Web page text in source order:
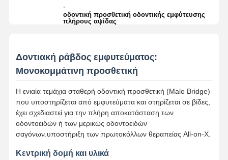
οδοντική προσθετική οδοντικής εμφύτευσης
πλήρους αψίδας
Δοντιακή ράβδος εμφυτεύματος:
Μονοκομμάτινη προσθετική
Η ενιαία τεμάχια σταθερή οδοντική προσθετική (Malo Bridge)
που υποστηρίζεται από εμφυτεύματα και στηρίζεται σε βίδες,
έχει σχεδιαστεί για την πλήρη αποκατάσταση των
οδοντοειδών ή των μερικώς οδοντοειδών
σαγόνων.υποστήριξη των πρωτοκόλλων θεραπείας All-on-X.
Κεντρική δομή και υλικά